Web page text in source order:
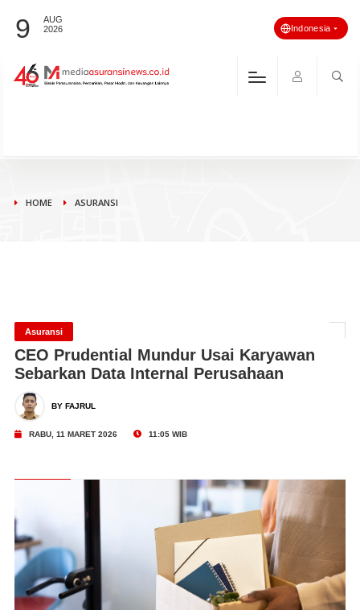
9
AUG
2026
Indonesia
HOME ASURANSI
Asuransi
CEO Prudential Mundur Usai Karyawan
Sebarkan Data Internal Perusahaan
BY FAJRUL
RABU, 11 MARET 2026 11:05 WIB